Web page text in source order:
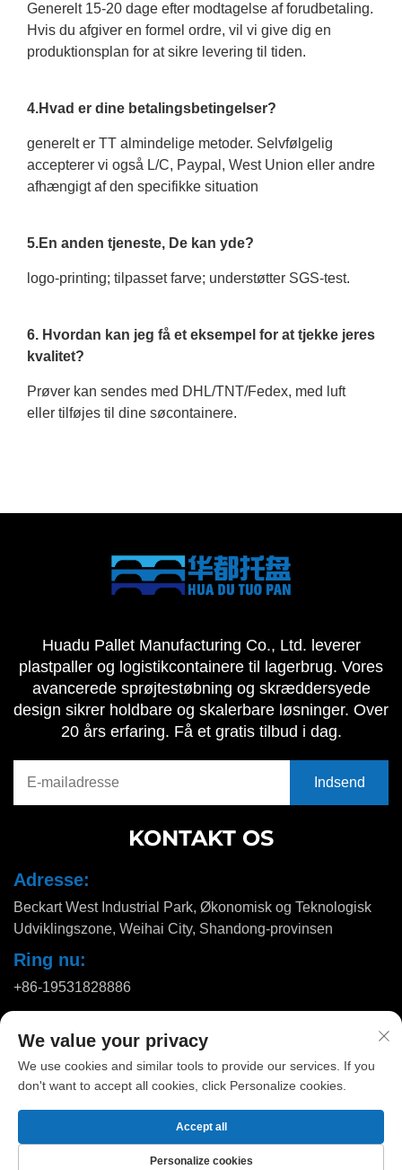
Generelt 15-20 dage efter modtagelse af forudbetaling.
Hvis du afgiver en formel ordre, vil vi give dig en
produktionsplan for at sikre levering til tiden.
4.Hvad er dine betalingsbetingelser?
generelt er TT almindelige metoder. Selvfølgelig
accepterer vi også L/C, Paypal, West Union eller andre
afhængigt af den specifikke situation
5.En anden tjeneste, De kan yde?
logo-printing; tilpasset farve; understøtter SGS-test.
6. Hvordan kan jeg få et eksempel for at tjekke jeres
kvalitet?
Prøver kan sendes med DHL/TNT/Fedex, med luft
eller tilføjes til dine søcontainere.
Huadu Pallet Manufacturing Co., Ltd. leverer
plastpaller og logistikcontainere til lagerbrug. Vores
avancerede sprøjtestøbning og skræddersyede
design sikrer holdbare og skalerbare løsninger. Over
20 års erfaring. Få et gratis tilbud i dag.
KONTAKT OS
Adresse:
Beckart West Industrial Park, Økonomisk og Teknologisk
Udviklingszone, Weihai City, Shandong-provinsen
Ring nu:
+86-19531828886
[email protected]
Copyright © 2025 af Huadu Pallet Manufacturing Co., Ltd. |
Privatlivspolitik
We value your privacy
We use cookies and similar tools to provide our services. If you
don't want to accept all cookies, click Personalize cookies.
Personalize cookies
Accept all